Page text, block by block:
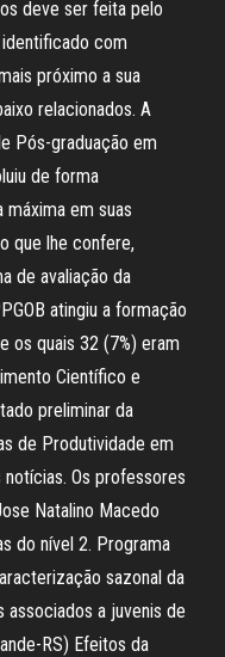
deve ser feita pelo
com
próximo a sua
relacionados. A
Pós-graduação em
de forma
em suas
que lhe confere,
de avaliação da
atingiu a formação
os quais 32 (7%) eram
Científico e
preliminar da
de Produtividade em
Os professores
Natalino Macedo
do nível 2. Programa
sazonal da
a juvenis de
RS) Efeitos da